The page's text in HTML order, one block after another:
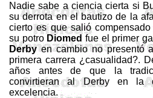
Nadie sabe a ciencia cierta si
su derrota en el bautizo de la
cierto es que salió
su potro Diomed fue el primer
Derbyen cambio no presentó
primera carrera ¿casualidad?.
años antes de que la
convirtieran al Derby en la
excelencia.